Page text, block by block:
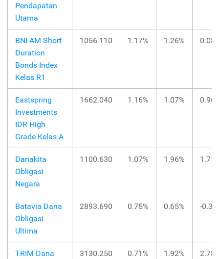
Pendapatan
Utama
BNI-AM Short
Duration
Bonds Index
Kelas R1
1056.110 1.17% 1.26%
Eastspring
Investments
IDR High
Grade Kelas A
1662.040 1.16% 1.07%
Danakita
Obligasi
Negara
1100.630 1.07% 1.96%
Batavia Dana
Obligasi
Ultima
2893.690 0.75% 0.65% -
TRIM Dana
3130.250 0.71% 1.92%